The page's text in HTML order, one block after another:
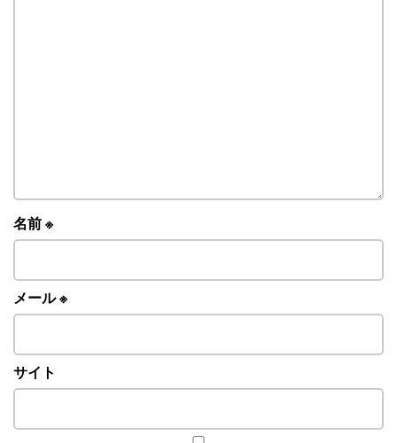
名前※
メール※
サイト